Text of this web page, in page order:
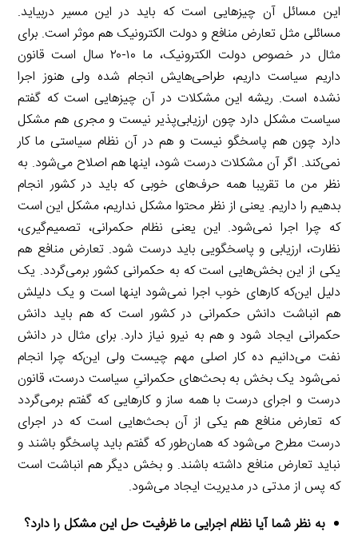
این مسائل آن چیزهایی است که باید در این مسیر دربیاید.
مسائلی مثل تعارض منافع و دولت الکترونیک هم موثر است. برای
مثال در خصوص دولت الکترونیک، ما ۱۰-۲۰ سال است قانون
داریم سیاست داریم، طراحی‌هایش انجام شده ولی هنوز اجرا
نشده است. ریشه این مشکلات در آن چیزهایی است که گفتم
سیاست مشکل دارد چون ارزیابی‌پذیر نیست و مجری هم مشکل
دارد چون هم پاسخگو نیست و هم در آن نظام سیاستی ما کار
نمی‌کند. اگر آن مشکلات درست شود، اینها هم اصلاح می‌شود. به
نظر من ما تقریبا همه حرف‌های خوبی که باید در کشور انجام
بدهیم را داریم. یعنی از نظر محتوا مشکل نداریم، مشکل این است
که چرا اجرا نمی‌شود. این یعنی نظام حکمرانی، تصمیم‌گیری،
نظارت، ارزیابی و پاسخگویی باید درست شود. تعارض منافع هم
یکی از این بخش‌هایی است که به حکمرانی کشور برمی‌گردد. یک
دلیل این‌که کارهای خوب اجرا نمی‌شود اینها است و یک دلیلش
هم انباشت دانش حکمرانی در کشور است که هم باید دانش
حکمرانی ایجاد شود و هم به نیرو نیاز دارد. برای مثال در دانش
نفت می‌دانیم ده کار اصلی مهم چیست ولی این‌که چرا انجام
نمی‌شود یک بخش به بحث‌های حکمرانیِ سیاست درست، قانون
درست و اجرای درست با همه ساز و کارهایی که گفتم برمی‌گردد
که تعارض منافع هم یکی از آن بحث‌هایی است که در اجرای
درست مطرح می‌شود که همان‌طور که گفتم باید پاسخگو باشند و
نباید تعارض منافع داشته باشند. و بخش دیگر هم انباشت است
که پس از مدتی در مدیریت ایجاد می‌شود.
به نظر شما آیا نظام اجرایی ما ظرفیت حل این مشکل را دارد؟